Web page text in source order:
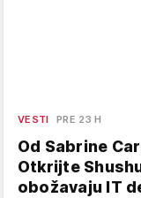
VESTI PRE 23 H
Od Sabrine
Otkrijte
obožavaju IT